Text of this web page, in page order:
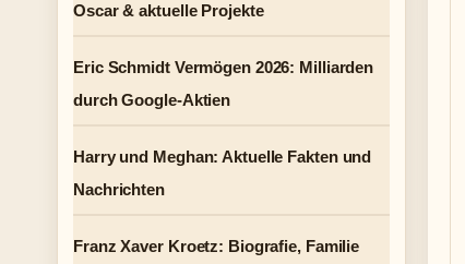
Oscar & aktuelle Projekte
Eric Schmidt Vermögen 2026: Milliarden
durch Google-Aktien
Harry und Meghan: Aktuelle Fakten und
Nachrichten
Franz Xaver Kroetz: Biografie, Familie